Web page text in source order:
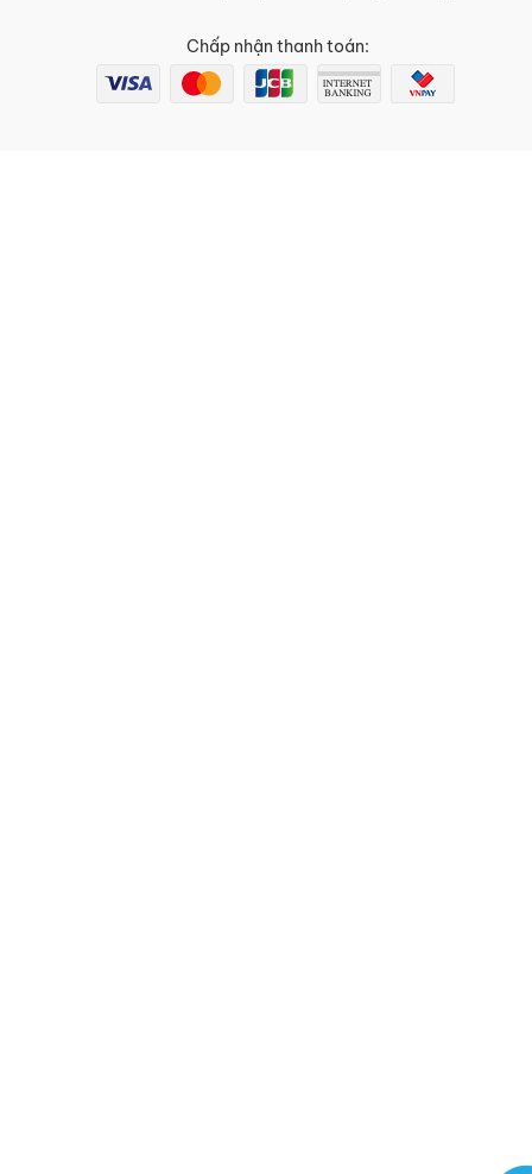
Chấp nhận thanh toán: